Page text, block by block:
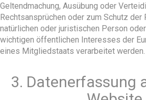
Geltendmachung, Ausübung oder
Rechtsansprüchen oder zum Schutz der
natürlichen oder juristischen Person
wichtigen öffentlichen Interesses der
eines Mitgliedstaats verarbeitet werden.
3. Datenerfassung